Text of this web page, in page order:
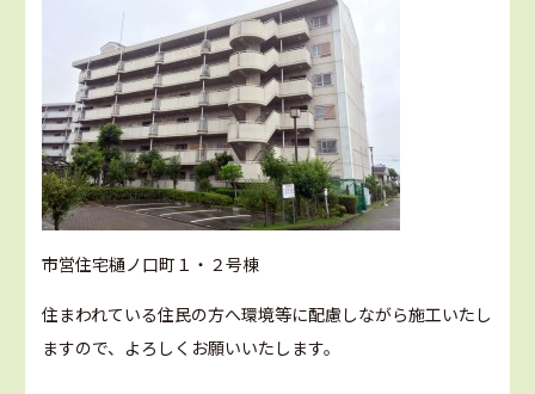
市営住宅樋ノ口町１・２号棟
住まわれている住民の方へ環境等に配慮しながら施工いたし
ますので、よろしくお願いいたします。